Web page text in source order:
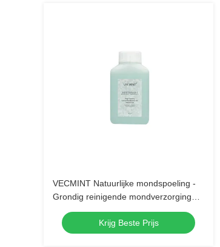
VECMINT Natuurlijke mondspoeling -
Grondig reinigende mondverzorging
Spoelen met luxe plantaardige
essentie-olie voor frisse adem 500 ml
Krijg Beste Prijs